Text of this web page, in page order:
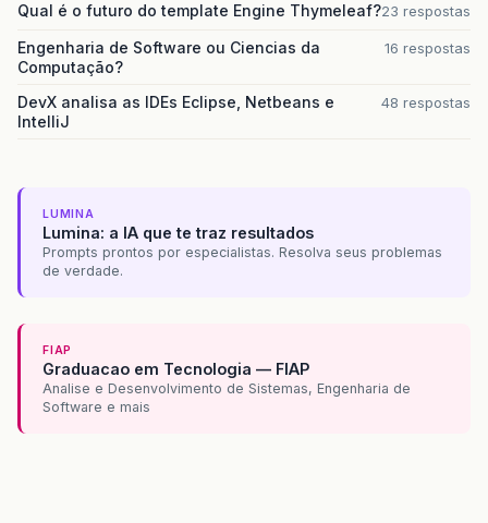
Qual é o futuro do template Engine Thymeleaf?23 respostas
Engenharia de Software ou Ciencias da
Computação?
16 respostas
DevX analisa as IDEs Eclipse, Netbeans e
IntelliJ
48 respostas
LUMINA
Lumina: a IA que te traz resultados
Prompts prontos por especialistas. Resolva seus problemas
de verdade.
FIAP
Graduacao em Tecnologia — FIAP
Analise e Desenvolvimento de Sistemas, Engenharia de
Software e mais